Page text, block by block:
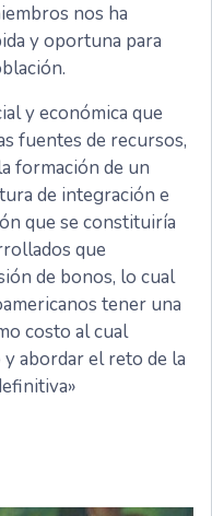
nos ha
y oportuna para
y económica que
fuentes de recursos,
formación de un
de integración e
que se constituiría
que
de bonos, lo cual
tener una
costo al cual
abordar el reto de la